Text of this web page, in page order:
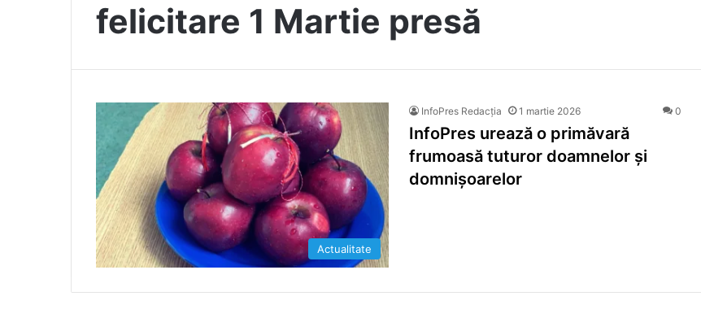
felicitare 1 Martie presă
Actualitate
InfoPres Redacția 1 martie 2026 0
InfoPres urează o primăvară
frumoasă tuturor doamnelor și
domnișoarelor